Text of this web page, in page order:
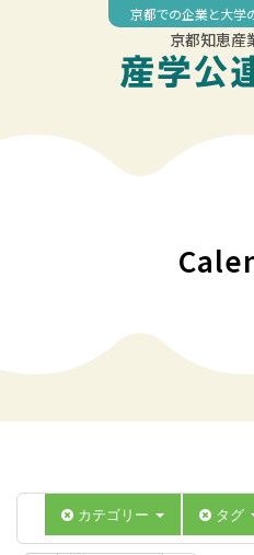
京都での企業と大学
京都知恵産
カテゴリー タグ